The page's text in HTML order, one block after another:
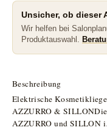
Unsicher, ob dieser
Wir helfen bei
Produktauswahl.
Beschreibung
Elektrische
AZZURRO &
AZZURRO und SILLON